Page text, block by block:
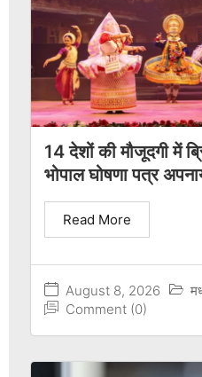
14 देशों की मौजूदगी में
भोपाल घोषणा पत्र
August 8, 2026
Comment (0)
Read More